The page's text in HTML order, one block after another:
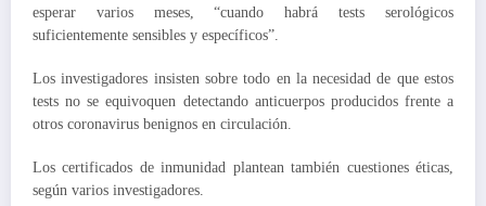
esperar varios meses, “cuando habrá tests serológicos
suficientemente sensibles y específicos”.
Los investigadores insisten sobre todo en la necesidad de que estos
tests no se equivoquen detectando anticuerpos producidos frente a
otros coronavirus benignos en circulación.
Los certificados de inmunidad plantean también cuestiones éticas,
según varios investigadores.